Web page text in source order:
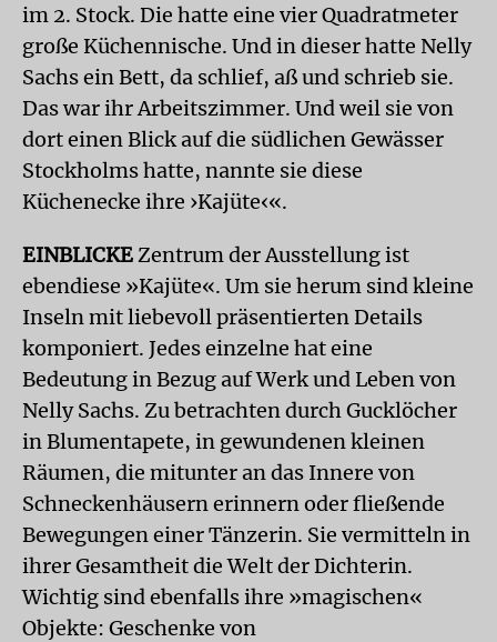
im 2. Stock. Die hatte eine vier Quadratmeter
große Küchennische. Und in dieser hatte Nelly
Sachs ein Bett, da schlief, aß und schrieb sie.
Das war ihr Arbeitszimmer. Und weil sie von
dort einen Blick auf die südlichen Gewässer
Stockholms hatte, nannte sie diese
Küchenecke ihre ›Kajüte‹«.
EINBLICKEZentrum der Ausstellung ist
ebendiese »Kajüte«. Um sie herum sind kleine
Inseln mit liebevoll präsentierten Details
komponiert. Jedes einzelne hat eine
Bedeutung in Bezug auf Werk und Leben von
Nelly Sachs. Zu betrachten durch Gucklöcher
in Blumentapete, in gewundenen kleinen
Räumen, die mitunter an das Innere von
Schneckenhäusern erinnern oder fließende
Bewegungen einer Tänzerin. Sie vermitteln in
ihrer Gesamtheit die Welt der Dichterin.
Wichtig sind ebenfalls ihre »magischen«
Objekte: Geschenke von